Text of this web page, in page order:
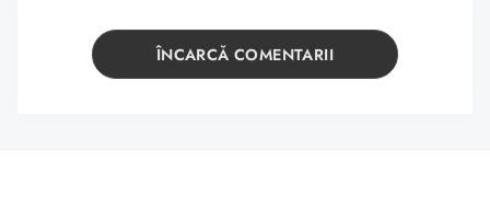
ÎNCARCĂ COMENTARII